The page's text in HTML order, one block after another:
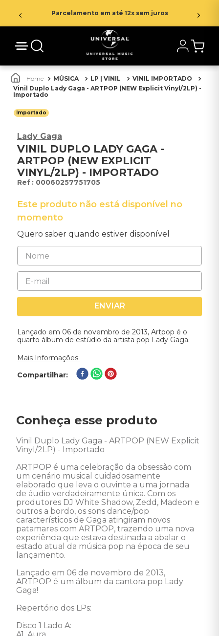
Parcelamento em até 12x sem juros
MÚSICA LP | VINIL
VINIL IMPORTADO
Vinil Duplo Lady Gaga - ARTPOP (NEW Explicit Vinyl/2LP) -
Importado
Importado
Lady Gaga
VINIL DUPLO LADY GAGA -
ARTPOP (NEW EXPLICIT
VINYL/2LP) - IMPORTADO
: 00060257751705
Este produto não está disponível no
momento
Quero saber quando estiver disponível
ENVIAR
Lançado em 06 de novembro de 2013, Artpop é o
quarto álbum de estúdio da artista pop Lady Gaga.
Mais Informações.
Compartilhar
Conheça esse produto
Vinil Duplo Lady Gaga - ARTPOP (NEW Explicit
Vinyl/2LP) - Importado
ARTPOP é uma celebração da obsessão com
um cenário musical cuidadosamente
elaborado que leva o ouvinte a uma jornada
de áudio verdadeiramente única. Com os
produtores DJ White Shadow, Zedd, Madeon e
outros a bordo, os sons dance/pop
característicos de Gaga atingiram novos
patamares com ARTPOP, trazendo uma nova
experiência que estava destinada a abalar o
estado atual da música pop na época de seu
lançamento.
Lançado em 06 de novembro de 2013,
ARTPOP é um álbum da cantora pop Lady
Gaga!
Repertório dos LPs:
Disco 1 Lado A: